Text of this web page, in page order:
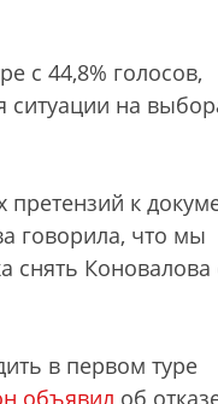
с 44,8% голосов,
ситуации на
к
говорила, что мы
снять Коновалова
в первом туре
объявил об